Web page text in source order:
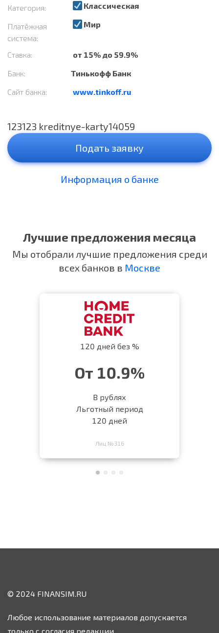
Категория: Классическая
Платёжная
система:
Мир
Ставка:
от 15% до 59.9%
Банк:
Тинькофф Банк
Сайт банка:
www.tinkoff.ru
123123 kreditnye-karty14059
Подать заявку
Информация о банке
Лучшие предложения месяца
Мы отобрали лучшие предложения среди
всех банков в Москве
120 дней без %
От 10.9%
В рублях
Льготный период
120 дней
Лиц №316
© 2024 FINANSIM.RU
Любое использование материалов допускается
только с согласия редакции.